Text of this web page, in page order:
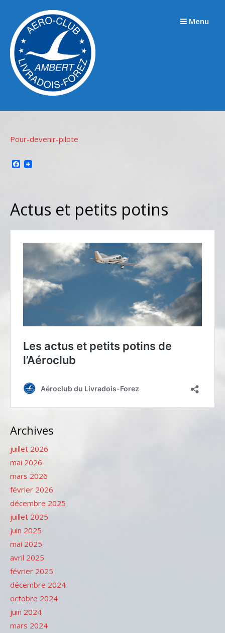
contenu
Menu
Pour-devenir-pilote
Facebook
Actus et petits potins
Archives
juillet 2026
mai 2026
mars 2026
février 2026
décembre 2025
juillet 2025
juin 2025
mai 2025
avril 2025
février 2025
décembre 2024
octobre 2024
juin 2024
mars 2024